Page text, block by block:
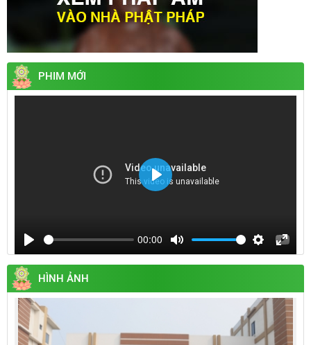
PHIM MỚI
Play
00:00
Mute
SettingsEnter
Play
HÌNH ẢNH